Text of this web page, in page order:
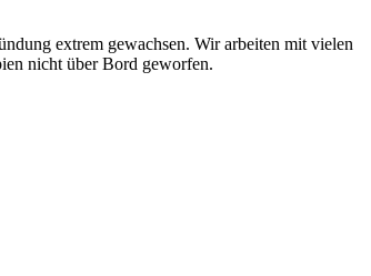
extrem gewachsen. Wir arbeiten mit vielen
nicht über Bord geworfen.